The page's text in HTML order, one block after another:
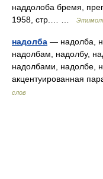
наддолоба бремя,
1958, стр.… …
надолба — надолба,
надолбам, надолбу,
надолбами, надолбе,
акцентуированная
слов